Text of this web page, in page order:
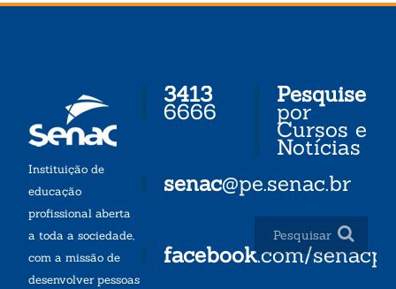
Instituição de
educação
profissional aberta
a toda a sociedade,
com a missão de
desenvolver pessoas
3413
6666
senac@pe.senac.br
facebook.com/senacpe
Pesquise
por
Cursos e
Notícias